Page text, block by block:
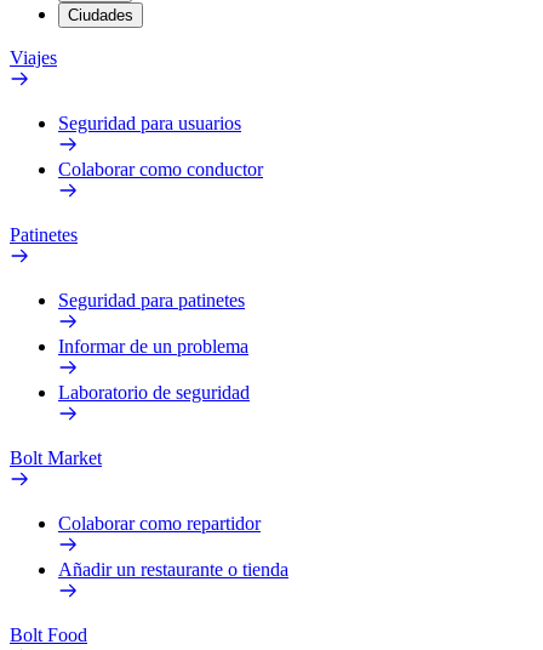
Ciudades
Viajes
Seguridad para usuarios
Colaborar como conductor
Patinetes
Seguridad para patinetes
Informar de un problema
Laboratorio de seguridad
Bolt Market
Colaborar como repartidor
Añadir un restaurante o tienda
Bolt Food